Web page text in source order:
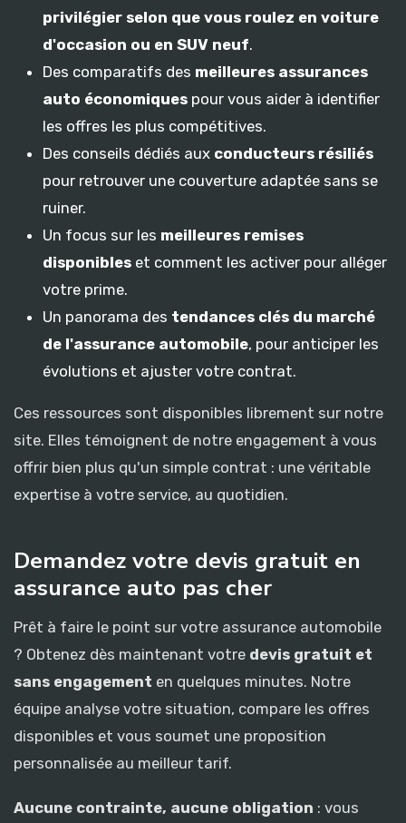
privilégier selon que vous roulez en voiture
d'occasion ou en SUV neuf.
Des comparatifs des meilleures assurances
auto économiques pour vous aider à identifier
les offres les plus compétitives.
Des conseils dédiés aux conducteurs résiliés
pour retrouver une couverture adaptée sans se
ruiner.
Un focus sur les meilleures remises
disponibles et comment les activer pour alléger
votre prime.
Un panorama des tendances clés du marché
de l'assurance automobile, pour anticiper les
évolutions et ajuster votre contrat.
Ces ressources sont disponibles librement sur notre
site. Elles témoignent de notre engagement à vous
offrir bien plus qu'un simple contrat : une véritable
expertise à votre service, au quotidien.
Demandez votre devis gratuit en
assurance auto pas cher
Prêt à faire le point sur votre assurance automobile
? Obtenez dès maintenant votre devis gratuit et
sans engagement en quelques minutes. Notre
équipe analyse votre situation, compare les offres
disponibles et vous soumet une proposition
personnalisée au meilleur tarif.
Aucune contrainte, aucune obligation : vous